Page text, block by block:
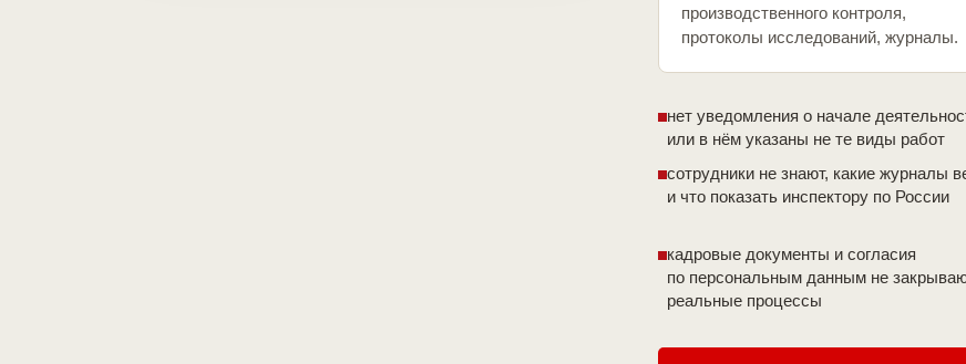
производственного контроля,
протоколы исследований, журналы.
нет уведомления о начале
или в нём указаны не те виды работ
сотрудники не знают, какие журналы
и что показать инспектору по России
кадровые документы и согласия
по персональным данным не
реальные процессы